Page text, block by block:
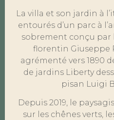
La villa et son jardin à
entourés d’un parc à
sobrement conçu par
florentin Giuseppe
agrémenté vers 1890
de jardins Liberty
pisan Luigi
Depuis 2019, le
sur les chênes verts,